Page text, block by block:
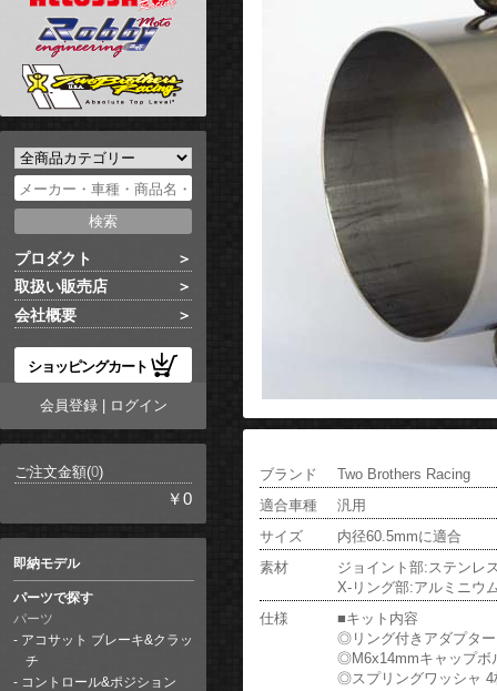
プロダクト
取扱い販売店
会社概要
ショッピングカート
会員登録| ログイン
ご注文金額(0)
￥0
即納モデル
パーツで探す
パーツ
アコサット ブレーキ&クラッ
チ
コントロール&ポジション
ブランド
Two Brothers Racing
適合車種
汎用
サイズ
内径60.5mmに適合
素材
ジョイント部:ステンレ
X-リング部:アルミニウ
仕様
■キット内容
◎リング付きアダプター
◎M6x14mmキャップボ
◎スプリングワッシャ 4